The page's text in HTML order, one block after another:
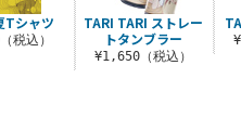
Tシャツ
税込）
TARI TARI ストレー
トタンブラー
¥1,650（税込）